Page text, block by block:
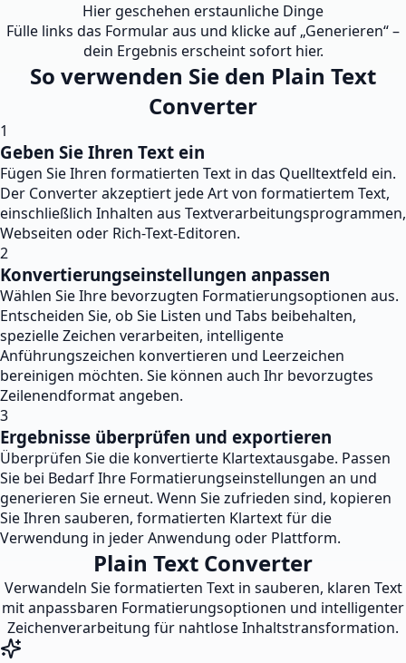
Hier geschehen erstaunliche Dinge
Fülle links das Formular aus und klicke auf „Generieren“ –
dein Ergebnis erscheint sofort hier.
So verwenden Sie den Plain Text
Converter
1
Geben Sie Ihren Text ein
Fügen Sie Ihren formatierten Text in das Quelltextfeld ein.
Der Converter akzeptiert jede Art von formatiertem Text,
einschließlich Inhalten aus Textverarbeitungsprogrammen,
Webseiten oder Rich-Text-Editoren.
2
Konvertierungseinstellungen anpassen
Wählen Sie Ihre bevorzugten Formatierungsoptionen aus.
Entscheiden Sie, ob Sie Listen und Tabs beibehalten,
spezielle Zeichen verarbeiten, intelligente
Anführungszeichen konvertieren und Leerzeichen
bereinigen möchten. Sie können auch Ihr bevorzugtes
Zeilenendformat angeben.
3
Ergebnisse überprüfen und exportieren
Überprüfen Sie die konvertierte Klartextausgabe. Passen
Sie bei Bedarf Ihre Formatierungseinstellungen an und
generieren Sie erneut. Wenn Sie zufrieden sind, kopieren
Sie Ihren sauberen, formatierten Klartext für die
Verwendung in jeder Anwendung oder Plattform.
Plain Text Converter
Verwandeln Sie formatierten Text in sauberen, klaren Text
mit anpassbaren Formatierungsoptionen und intelligenter
Zeichenverarbeitung für nahtlose Inhaltstransformation.